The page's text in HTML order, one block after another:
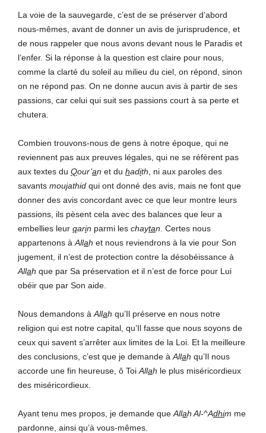
La voie de la sauvegarde, c’est de se préserver d’abord
nous-mêmes, avant de donner un avis de jurisprudence, et
de nous rappeler que nous avons devant nous le Paradis et
l’enfer. Si la réponse à la question est claire pour nous,
comme la clarté du soleil au milieu du ciel, on répond, sinon
on ne répond pas. On ne donne aucun avis à partir de ses
passions, car celui qui suit ses passions court à sa perte et
chutera.
Combien trouvons-nous de gens à notre époque, qui ne
reviennent pas aux preuves légales, qui ne se réfèrent pas
aux textes du Qour’an et du hadith , ni aux paroles des
savants moujathid qui ont donné des avis, mais ne font que
donner des avis concordant avec ce que leur montre leurs
passions, ils pèsent cela avec des balances que leur a
embellies leur qarin parmi les chaytan . Certes nous
appartenons à Allah et nous reviendrons à la vie pour Son
jugement, il n’est de protection contre la désobéissance à
Allah que par Sa préservation et il n’est de force pour Lui
obéir que par Son aide.
Nous demandons à Allah qu’Il préserve en nous notre
religion qui est notre capital, qu’Il fasse que nous soyons de
ceux qui savent s’arrêter aux limites de la Loi. Et la meilleure
des conclusions, c’est que je demande à Allah qu’Il nous
accorde une fin heureuse, ô Toi Allah le plus miséricordieux
des miséricordieux.
Ayant tenu mes propos, je demande que Allah Al-^Adhim me
pardonne, ainsi qu’à vous-mêmes.